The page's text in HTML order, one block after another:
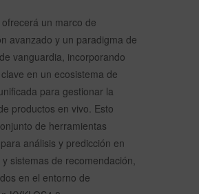
ofrecerá un marco de
avanzado y un paradigma de
vanguardia, incorporando
en un ecosistema de
para gestionar la
productos en vivo. Esto
de herramientas
análisis y predicción en
sistemas de recomendación,
en el entorno de